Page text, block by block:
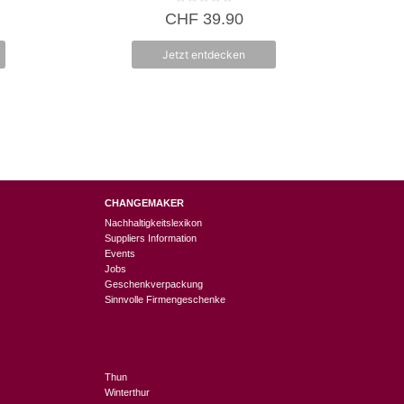
0
v
5
CHF39.90
Jetzt entdecken
CHANGEMAKER
Nachhaltigkeitslexikon
Suppliers Information
Events
Jobs
Geschenkverpackung
Sinnvolle Firmengeschenke
Thun
Winterthur